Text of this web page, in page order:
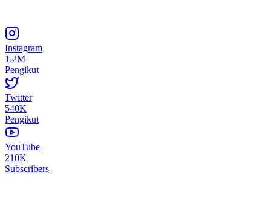
Instagram
1.2M
Pengikut
Twitter
540K
Pengikut
YouTube
210K
Subscribers